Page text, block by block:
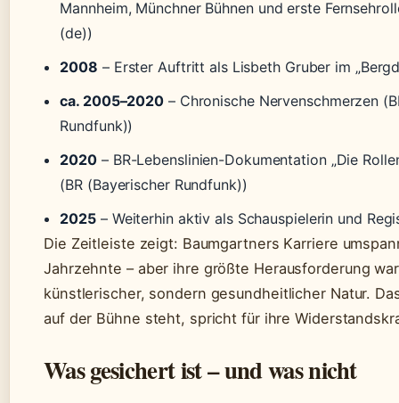
Mannheim, Münchner Bühnen und erste
(de))
2008 – Erster Auftritt als Lisbeth Gruber im
ca. 2005–2020 – Chronische Nervenschmerzen
Rundfunk))
2020 – BR-Lebenslinien-Dokumentation „Die
(BR (Bayerischer Rundfunk))
2025 – Weiterhin aktiv als Schauspielerin und
Die Zeitleiste zeigt: Baumgartners Karriere
Jahrzehnte – aber ihre größte Herausforderung
künstlerischer, sondern gesundheitlicher Natur.
auf der Bühne steht, spricht für ihre
Was gesichert ist – und was nicht